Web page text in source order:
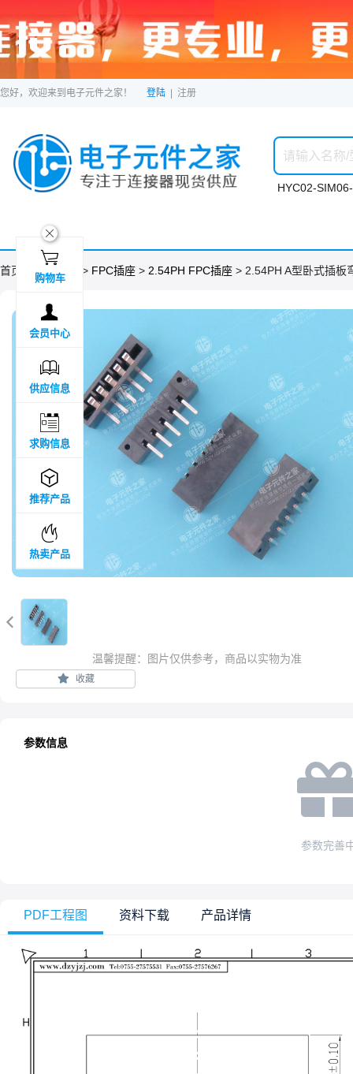
您好，欢迎来到电子元件之家！ 登陆 注册
HYC02-
首页 > 分类目录 > FPC插座 > 2.54PH FPC插座 > 2.54PH A型卧式插板

温馨提醒：图片仅供参考，商品以实物为准
收藏
参数信息
参数完善
PDF工程图 资料下载 产品详情
ဆ

购物车

会员中心

供应信息

求购信息

推荐产品

热卖产品